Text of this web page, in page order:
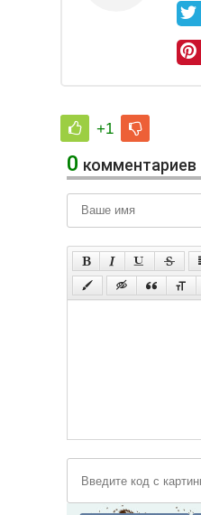
+1
0 комментариев